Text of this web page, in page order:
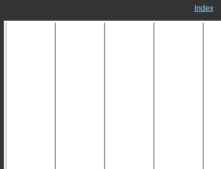
Index